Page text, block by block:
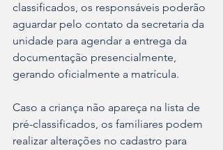
classificados, os responsáveis poderão
aguardar pelo contato da secretaria da
unidade para agendar a entrega da
documentação presencialmente,
gerando oficialmente a matrícula.
Caso a criança não apareça na lista de
pré-classificados, os familiares podem
realizar alterações no cadastro para